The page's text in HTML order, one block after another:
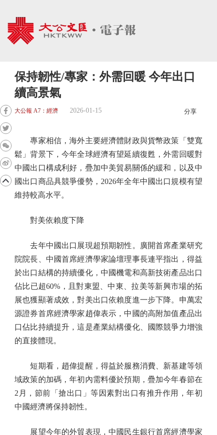
保持韌性/專家：外需回暖 今年出口
續高景氣
大公報 A7：經濟 2026-01-15 分享
專家相信，海外主要經濟體財政與貨幣政策「雙寬
鬆」背景下，今年全球經濟有望延續復甦，外需回暖對
中國出口構成利好，疊加中美貿易關係的緩和，以及中
國出口商品具競爭優勢，2026年全年中國出口規模有望
維持較高水平。
對美依賴度下降
去年中國出口展現超預期韌性。廣開首席產業研究
院院長、中國首席經濟學家論壇理事長連平指出，得益
於出口結構的持續優化，中國機電和高新技術產品出口
佔比已超60%，且對東盟、中東、拉美等新興市場的拓
展也獲顯著成效，對美出口依賴度進一步下降。申萬宏
源證券首席經濟學家趙偉表示，中國的高附加值產品出
口佔比持續提升，這是產業結構優化、國際競爭力增強
的直接體現。
短期看，趙偉提醒，得益於服務消費、新基建等領
域政策的加碼，年初內需料優於預期，疊加今年春節在
2月，節前「搶出口」等因素對出口有推升作用，年初
中國經濟將保持韌性。
展望今年的外貿表現，中國民生銀行首席經濟學家